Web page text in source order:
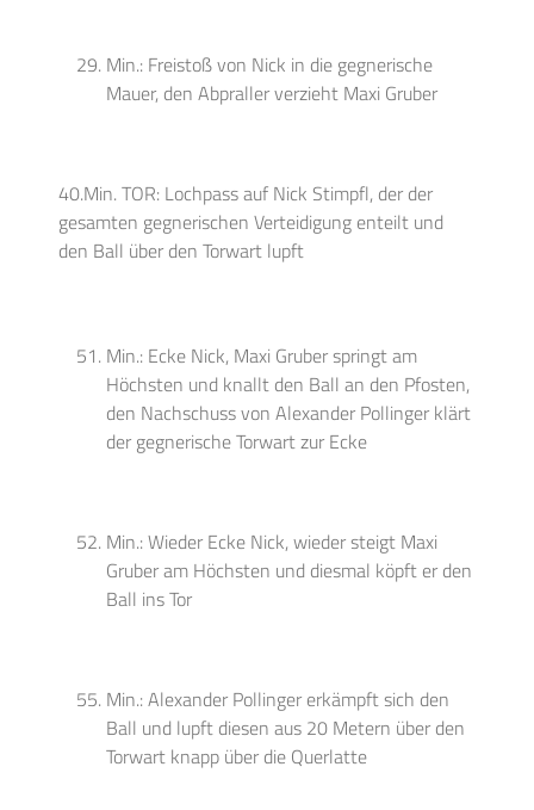
Min.: Freistoß von Nick in die gegnerische
Mauer, den Abpraller verzieht Maxi Gruber
40.Min. TOR: Lochpass auf Nick Stimpfl, der der
gesamten gegnerischen Verteidigung enteilt und
den Ball über den Torwart lupft
Min.: Ecke Nick, Maxi Gruber springt am
Höchsten und knallt den Ball an den Pfosten,
den Nachschuss von Alexander Pollinger klärt
der gegnerische Torwart zur Ecke
Min.: Wieder Ecke Nick, wieder steigt Maxi
Gruber am Höchsten und diesmal köpft er den
Ball ins Tor
Min.: Alexander Pollinger erkämpft sich den
Ball und lupft diesen aus 20 Metern über den
Torwart knapp über die Querlatte